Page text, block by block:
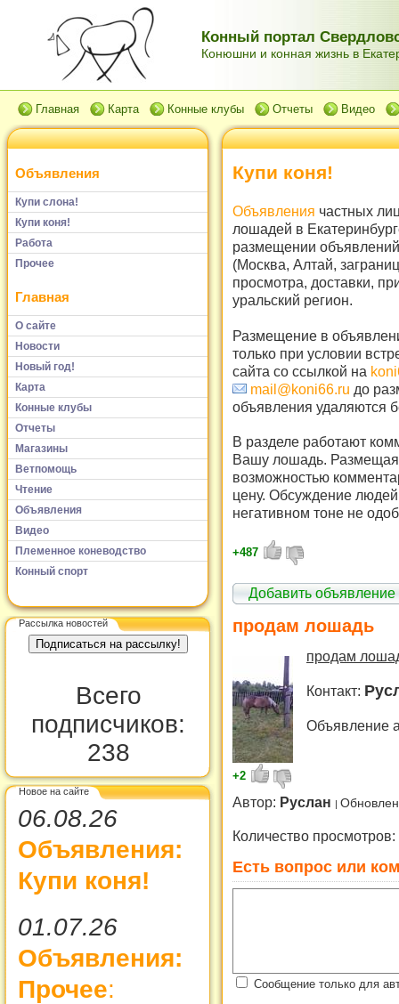
Конный портал
Конюшни и конная жизнь в
Главная Карта Конные клубы Отчеты Видео
Объявления
Купи слона!
Купи коня!
Работа
Прочее
Главная
О сайте
Новости
Новый год!
Карта
Конные клубы
Отчеты
Магазины
Ветпомощь
Чтение
Объявления
Видео
Племенное коневодство
Конный спорт
Рассылка новостей
Всего
подписчиков:
238
Новое на сайте
06.08.26
Объявления:
Купи коня!
01.07.26
Объявления:
Прочее:
Купи коня!
Объявления частных
лошадей в
размещении
(Москва, Алтай,
просмотра, доставки,
уральский регион.
Размещение в
только при условии
сайта со ссылкой на
mail@koni66.ru до
объявления удаляются
В разделе работают
Вашу лошадь. Размещая
возможностью
цену. Обсуждение
негативном тоне не
+487
Добавить объявление
продам лошадь
продам
Контакт:
Объявление
+2
Автор: Руслан
Количество просмотров:
Есть вопрос или
Сообщение только для